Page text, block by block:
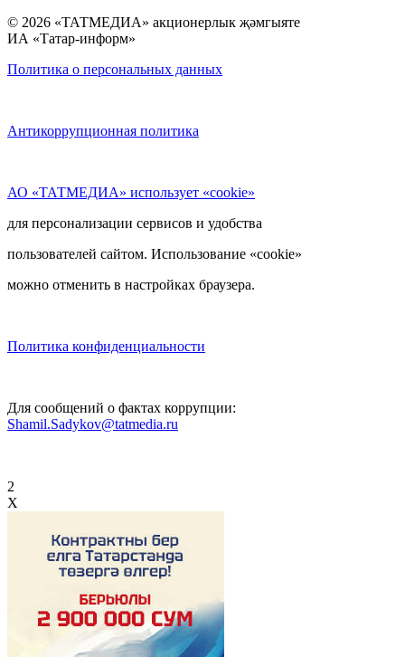
© 2026 «ТАТМЕДИА» акционерлык җәмгыяте
ИА «Татар-информ»
Политика о персональных данных
Антикоррупционная политика
АО «ТАТМЕДИА» использует «cookie»
для персонализации сервисов и удобства
пользователей сайтом. Использование «cookie»
можно отменить в настройках браузера.
Политика конфиденциальности
Для сообщений о фактах коррупции:
Shamil.Sadykov@tatmedia.ru
2
X